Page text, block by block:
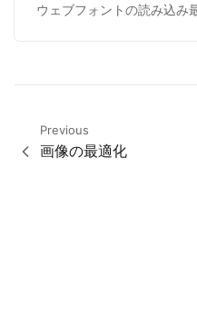
ウェブフォントの読み込み
Previous
画像の最適化